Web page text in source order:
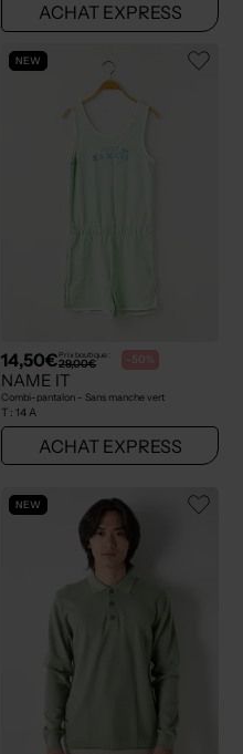
ACHAT EXPRESS
NEW
14,50€Prix boutique :
29,00€ -50%
NAME IT
Combi-pantalon - Sans manche vert
T : 14 A
ACHAT EXPRESS
NEW